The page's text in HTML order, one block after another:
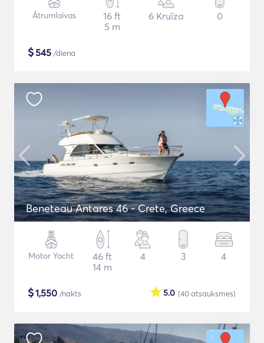
Ātrumlaivas
16 ft
5 m
6 Kruīza 0
$545 /diena
Beneteau Antares 46 - Crete, Greece
Motor Yacht
46 ft
14 m
4 3 4
$1,550 /nakts (40atsauksmes)
5.0